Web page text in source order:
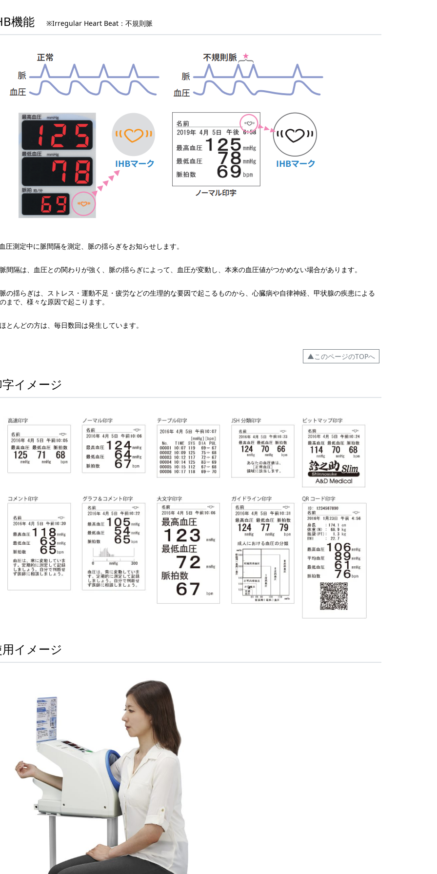
機能 ※Irregular Heart Beat：不規則脈
圧測定中に脈間隔を測定、脈の揺らぎをお知らせします。
間隔は、血圧との関わりが強く、脈の揺らぎによって、血圧が変動し、本来の血圧値がつかめない場合があります。
の揺らぎは、ストレス・運動不足・疲労などの生理的な要因で起こるものから、心臓病や自律神経、甲状腺の疾患による
まで、様々な原因で起こります。
とんどの方は、毎日数回は発生しています。
▲このページのTOPへ
イメージ
イメージ